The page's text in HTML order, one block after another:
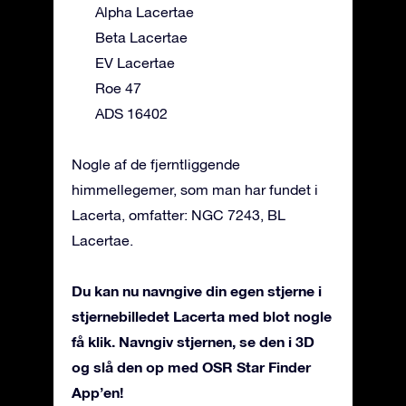
Alpha Lacertae
Beta Lacertae
EV Lacertae
Roe 47
ADS 16402
Nogle af de fjerntliggende
himmellegemer, som man har fundet i
Lacerta, omfatter: NGC 7243, BL
Lacertae.
Du kan nu navngive din egen stjerne i
stjernebilledet Lacerta med blot nogle
få klik. Navngiv stjernen, se den i 3D
og slå den op med OSR Star Finder
App’en!